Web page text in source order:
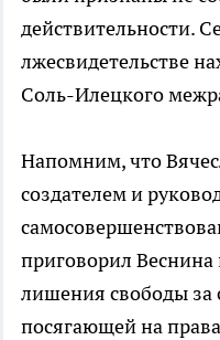
действительности.
лжесвидетельстве
Соль-Илецкого
Напомним, что
создателем и
приговорил
лишения свободы за
посягающей на